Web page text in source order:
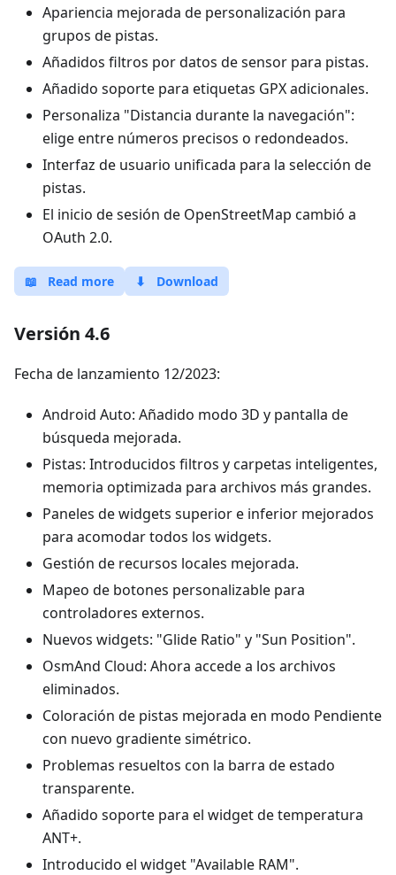
Apariencia mejorada de personalización para
grupos de pistas.
Añadidos filtros por datos de sensor para pistas.
Añadido soporte para etiquetas GPX adicionales.
Personaliza "Distancia durante la navegación":
elige entre números precisos o redondeados.
Interfaz de usuario unificada para la selección de
pistas.
El inicio de sesión de OpenStreetMap cambió a
OAuth 2.0.
📖 Read more ⬇ Download
Versión 4.6
Fecha de lanzamiento 12/2023:
Android Auto: Añadido modo 3D y pantalla de
búsqueda mejorada.
Pistas: Introducidos filtros y carpetas inteligentes,
memoria optimizada para archivos más grandes.
Paneles de widgets superior e inferior mejorados
para acomodar todos los widgets.
Gestión de recursos locales mejorada.
Mapeo de botones personalizable para
controladores externos.
Nuevos widgets: "Glide Ratio" y "Sun Position".
OsmAnd Cloud: Ahora accede a los archivos
eliminados.
Coloración de pistas mejorada en modo Pendiente
con nuevo gradiente simétrico.
Problemas resueltos con la barra de estado
transparente.
Añadido soporte para el widget de temperatura
ANT+.
Introducido el widget "Available RAM".